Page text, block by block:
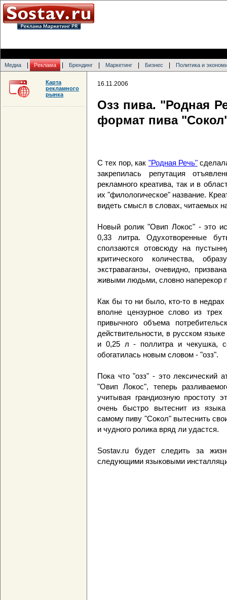
Медиа Реклама Брендинг Маркетинг Бизнес Политика и
16.11.2006
Озз пива. "Родная
формат пива
С тех пор, как "Родная Речь"
закрепилась репутация
рекламного креатива, так и в
их "филологическое" название.
видеть смысл в словах, читаемых
Новый ролик "Овип Локос" - это
0,33 литра. Одухотворенные
сползаются отовсюду на
критического количества,
экстраваганзы, очевидно,
живыми людьми, словно наперекор
Как бы то ни было, кто-то в
вполне цензурное слово из
привычного объема
действительности, в русском
и 0,25 л - поллитра и чекушка,
обогатилась новым словом - "озз".
Пока что "озз" - это лексический
"Овип Локос", теперь
учитывая грандиозную простоту
очень быстро вытеснит из
самому пиву "Сокол" вытеснить
и чудного ролика вряд ли удастся.
Sostav.ru будет следить за
следующими языковыми
Карта
рекламного
рынка